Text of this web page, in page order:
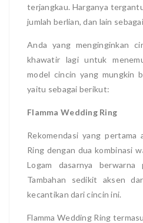
terjangkau. Harganya
jumlah berlian, dan lain
Anda yang menginginkan
khawatir lagi untuk
model cincin yang mungkin
yaitu sebagai berikut:
Flamma Wedding Ring
Rekomendasi yang pertama
Ring dengan dua kombinasi
Logam dasarnya
Tambahan sedikit aksen
kecantikan dari cincin ini.
Flamma Wedding Ring